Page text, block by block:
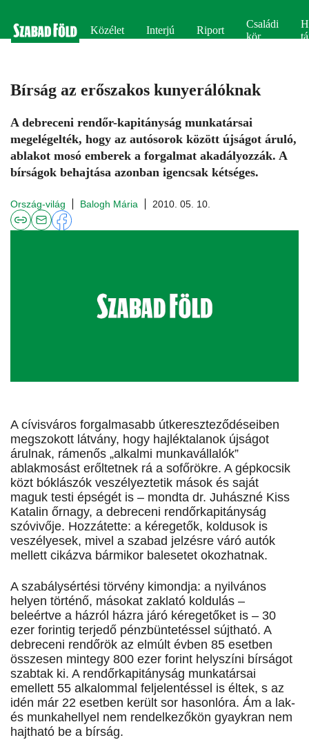
Közélet Interjú Riport
Családi
kör
Bírság az erőszakos kunyerálóknak
A debreceni rendőr-kapitányság munkatársai
megelégelték, hogy az autósorok között újságot áruló,
ablakot mosó emberek a forgalmat akadályozzák. A
bírságok behajtása azonban igencsak kétséges.
Ország-világ Balogh Mária 2010. 05. 10.
A cívisváros forgalmasabb útkereszteződéseiben
megszokott látvány, hogy hajléktalanok újságot
árulnak, rámenős „alkalmi munkavállalók”
ablakmosást erőltetnek rá a sofőrökre. A gépkocsik
közt bóklászók veszélyeztetik mások és saját
maguk testi épségét is – mondta dr. Juhászné Kiss
Katalin őrnagy, a debreceni rendőrkapitányság
szóvivője. Hozzátette: a kéregetők, koldusok is
veszélyesek, mivel a szabad jelzésre váró autók
mellett cikázva bármikor balesetet okozhatnak.
A szabálysértési törvény kimondja: a nyilvános
helyen történő, másokat zaklató koldulás –
beleértve a házról házra járó kéregetőket is – 30
ezer forintig terjedő pénzbüntetéssel sújtható. A
debreceni rendőrök az elmúlt évben 85 esetben
összesen mintegy 800 ezer forint helyszíni bírságot
szabtak ki. A rendőrkapitányság munkatársai
emellett 55 alkalommal feljelentéssel is éltek, s az
idén már 22 esetben került sor hasonlóra. Ám a lak-
és munkahellyel nem rendelkezőkön gyaykran nem
hajtható be a bírság.